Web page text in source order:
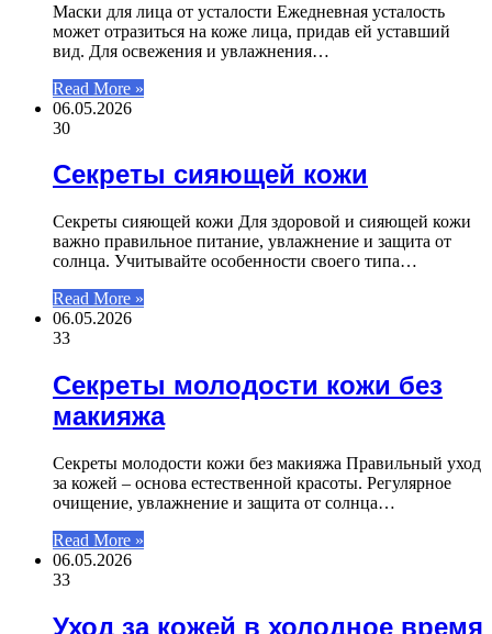
Маски для лица от усталости Ежедневная усталость
может отразиться на коже лица, придав ей уставший
вид. Для освежения и увлажнения…
Read More »
06.05.2026
30
Секреты сияющей кожи
Секреты сияющей кожи Для здоровой и сияющей кожи
важно правильное питание, увлажнение и защита от
солнца. Учитывайте особенности своего типа…
Read More »
06.05.2026
33
Секреты молодости кожи без
макияжа
Секреты молодости кожи без макияжа Правильный уход
за кожей – основа естественной красоты. Регулярное
очищение, увлажнение и защита от солнца…
Read More »
06.05.2026
33
Уход за кожей в холодное время